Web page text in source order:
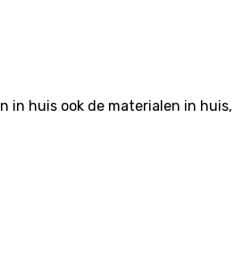
in huis ook de materialen in